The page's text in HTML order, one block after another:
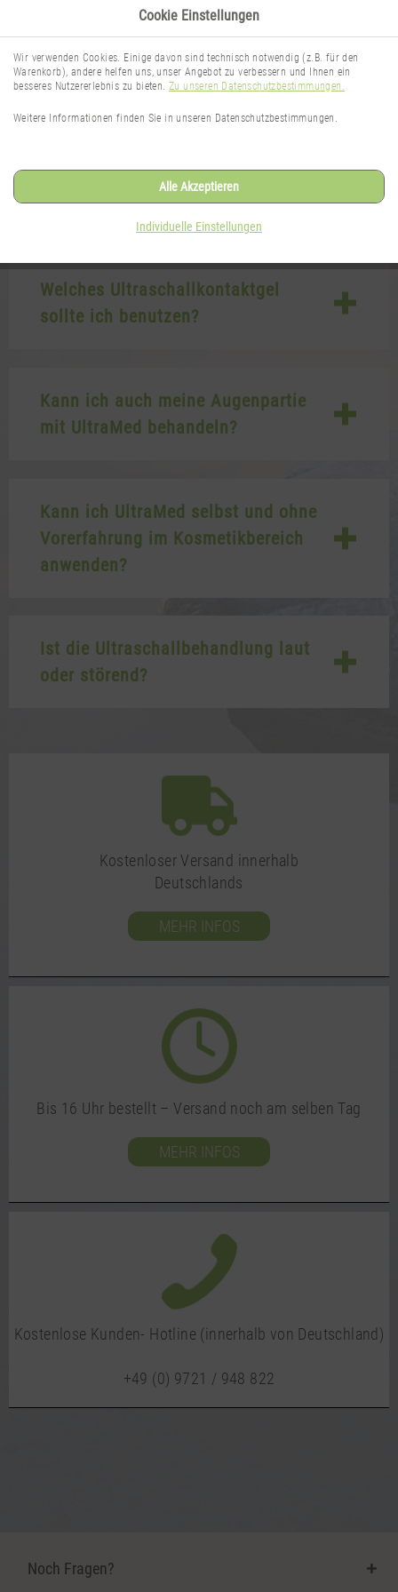
Häufige Fragen
Hier finden Sie Antworten auf häufig gestellte Fragen
rund um das Thema
the naturalsense
Welches Ultraschallkontaktgel
sollte ich benutzen?
Kann ich auch meine Augenpartie
mit UltraMed behandeln?
Kann ich UltraMed selbst und ohne
Vorerfahrung im Kosmetikbereich
anwenden?
Ist die Ultraschallbehandlung laut
oder störend?
Kostenloser Versand innerhalb
Deutschlands
MEHR INFOS
Bis 16 Uhr bestellt – Versand noch am selben Tag
MEHR INFOS
Kostenlose Kunden- Hotline (innerhalb von Deutschland)
+49 (0) 9721 / 948 822
Noch Fragen?
Cookie Einstellungen
Wir verwenden Cookies. Einige davon sind technisch notwendig (z.B. für den
Warenkorb), andere helfen uns, unser Angebot zu verbessern und Ihnen ein
besseres Nutzererlebnis zu bieten. Zu unseren Datenschutzbestimmungen.
Weitere Informationen finden Sie in unseren Datenschutzbestimmungen.
Individuelle Einstellungen
Alle Akzeptieren